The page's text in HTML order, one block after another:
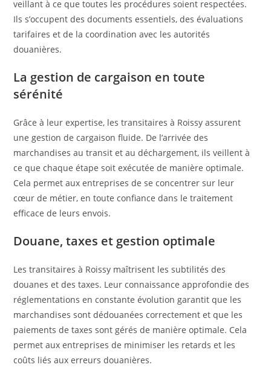
veillant à ce que toutes les procédures soient respectées.
Ils s’occupent des documents essentiels, des évaluations
tarifaires et de la coordination avec les autorités
douanières.
La gestion de cargaison en toute
sérénité
Grâce à leur expertise, les transitaires à Roissy assurent
une gestion de cargaison fluide. De l’arrivée des
marchandises au transit et au déchargement, ils veillent à
ce que chaque étape soit exécutée de manière optimale.
Cela permet aux entreprises de se concentrer sur leur
cœur de métier, en toute confiance dans le traitement
efficace de leurs envois.
Douane, taxes et gestion optimale
Les transitaires à Roissy maîtrisent les subtilités des
douanes et des taxes. Leur connaissance approfondie des
réglementations en constante évolution garantit que les
marchandises sont dédouanées correctement et que les
paiements de taxes sont gérés de manière optimale. Cela
permet aux entreprises de minimiser les retards et les
coûts liés aux erreurs douanières.